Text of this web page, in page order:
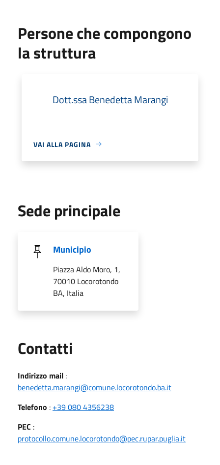
Persone che compongono
la struttura
Dott.ssa Benedetta Marangi
VAI ALLA PAGINA
Sede principale
Municipio
Piazza Aldo Moro, 1,
70010 Locorotondo
BA, Italia
Contatti
Indirizzo mail :
benedetta.marangi@comune.locorotondo.ba.it
Telefono : +39 080 4356238
PEC :
protocollo.comune.locorotondo@pec.rupar.puglia.it